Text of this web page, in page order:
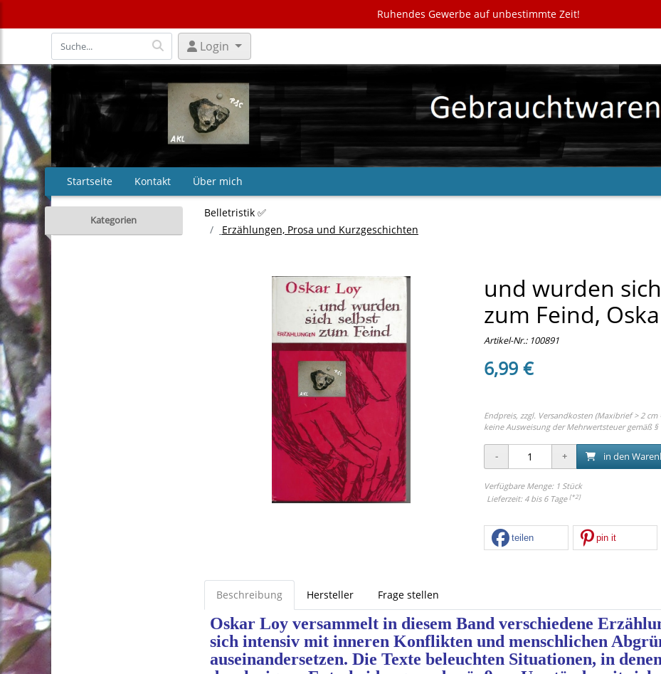
Ruhendes Gewerbe auf unbestimmte Zeit!
Login
Startseite Kontakt Über mich
Kategorien
Belletristik ✅
Erzählungen, Prosa und Kurzgeschichten
und wurden
zum Feind,
Artikel-Nr.: 100891
6,99 €
Endpreis, zzgl. Versandkosten (Maxibrief > 2 cm
keine Ausweisung der Mehrwertsteuer gemäß §
in den
Verfügbare Menge: 1 Stück
Lieferzeit: 4 bis 6 Tage [*2]
teilen pin it
Beschreibung Hersteller Frage stellen
Oskar Loy versammelt in diesem Band verschiedene
sich intensiv mit inneren Konflikten und menschlichen
auseinandersetzen. Die Texte beleuchten Situationen, in